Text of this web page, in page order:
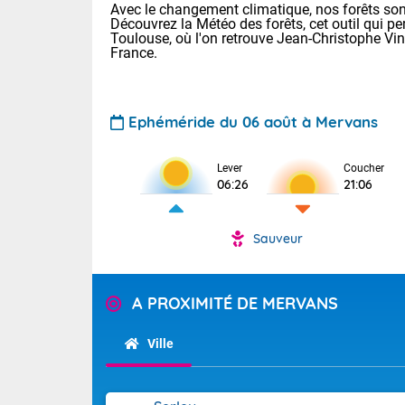
Pour la
Tendance
Avec le changement climatique, nos forêts
Découvrez la Météo des forêts, cet outil qui
Toulouse, où l'on retrouve Jean-Christophe
France.
Ephéméride du 06 août à Mervans
Lever
06:26
Coucher
21:06
Sauveur
A PROXIMITÉ DE MERVANS
Ville
Voici les
22/13 Paris :
Clermont-
Limoges :
Lille : 24/12
Calme,
territoire. On